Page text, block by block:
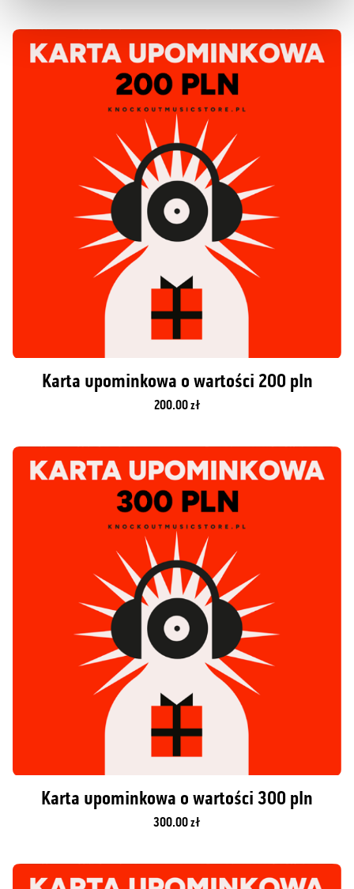
Karta upominkowa o wartości 200 pln
200.00 zł
Karta upominkowa o wartości 300 pln
300.00 zł